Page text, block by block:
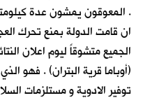
. المعوقون يمشون عدة
ان قامت الدولة بمنع تحرك
الجميع متشوقاً ليوم اعلان
(أوباما قرية البتران) . فهو
توفير الادوية و مستلزمات